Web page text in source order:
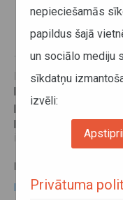
Braukšanas
18. decembris 2024
Beļģijā nav spēkā
brīvdienās un valsts
par bīstamo kravu,
pārvadājumu
informācijas.
Braukšanas
nepieciešamās
papildus šajā
un sociālo mediju
sīkdatņu
izvēli:
Privātuma